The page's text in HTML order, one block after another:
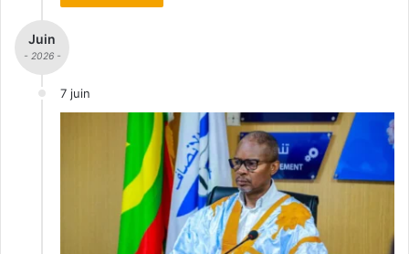
Juin
- 2026 -
7 juin